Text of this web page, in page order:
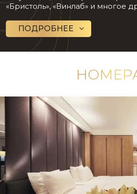
«Бристоль», «Винлаб» и многое
ПОДРОБНЕЕ